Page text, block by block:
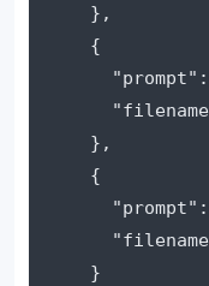
    },
    {
"prompt":
    },
    {
"prompt":
    }